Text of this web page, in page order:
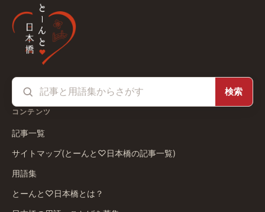
検索
コンテンツ
記事一覧
サイトマップ(とーんと♡日本橋の記事一覧)
用語集
とーんと♡日本橋とは？